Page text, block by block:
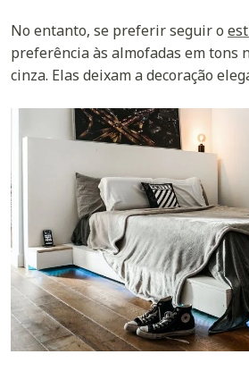
No entanto, se preferir seguir o
preferência às almofadas em tons
cinza. Elas deixam a decoração